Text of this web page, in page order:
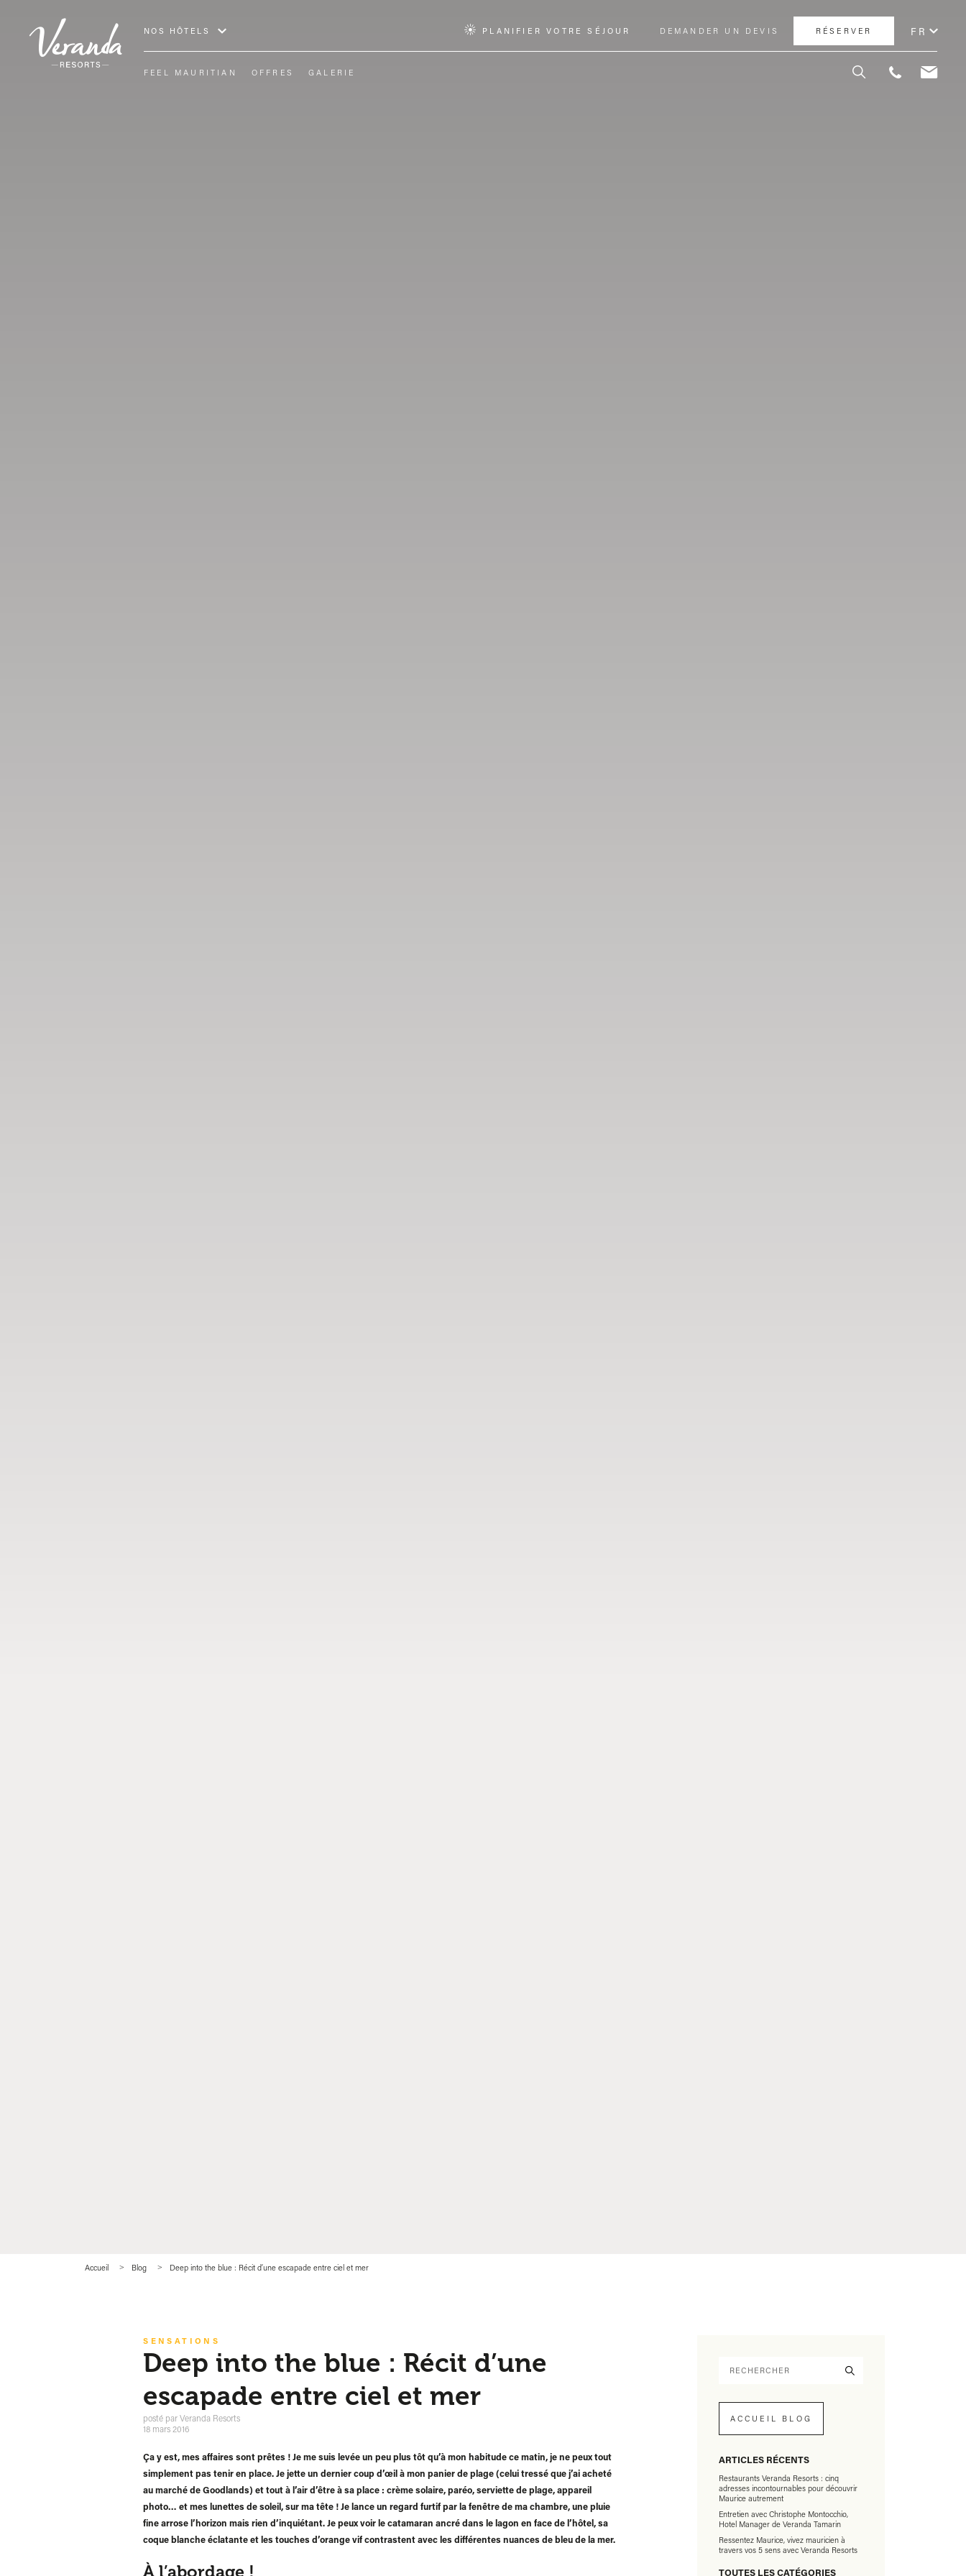
NOS HÔTELS PLANIFIER VOTRE SÉJOUR DEMANDER UN DEVIS RÉSERVER FR
FEEL MAURITIAN OFFRES GALERIE
Accueil Blog Deep into the blue : Récit d’une escapade entre ciel et mer
SENSATIONS
Deep into the blue : Récit d’une
escapade entre ciel et mer
posté par Veranda Resorts
18 mars 2016
Ça y est, mes affaires sont prêtes ! Je me suis levée un peu plus tôt qu’à mon habitude ce matin, je ne peux tout
simplement pas tenir en place. Je jette un dernier coup d’œil à mon panier de plage (celui tressé que j’ai acheté
au marché de Goodlands) et tout à l’air d’être à sa place : crème solaire, paréo, serviette de plage, appareil
photo… et mes lunettes de soleil, sur ma tête ! Je lance un regard furtif par la fenêtre de ma chambre, une pluie
fine arrose l’horizon mais rien d’inquiétant. Je peux voir le catamaran ancré dans le lagon en face de l’hôtel, sa
coque blanche éclatante et les touches d’orange vif contrastent avec les différentes nuances de bleu de la mer.
À l’abordage !
ACCUEIL BLOG
ARTICLES RÉCENTS
Restaurants Veranda Resorts : cinq
adresses incontournables pour découvrir
Maurice autrement
Entretien avec Christophe Montocchio,
Hotel Manager de Veranda Tamarin
Ressentez Maurice, vivez mauricien à
travers vos 5 sens avec Veranda Resorts
TOUTES LES CATÉGORIES